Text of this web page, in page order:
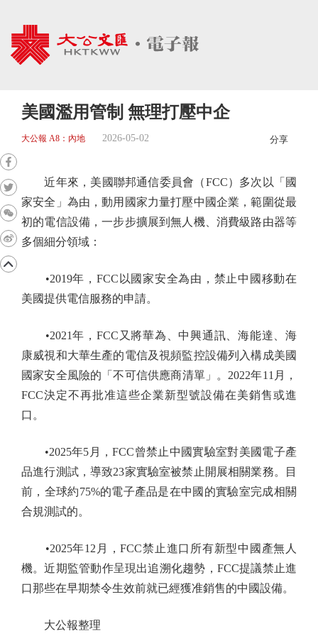
美國濫用管制 無理打壓中企
大公報 A8：內地 2026-05-02 分享
近年來，美國聯邦通信委員會（FCC）多次以「國
家安全」為由，動用國家力量打壓中國企業，範圍從最
初的電信設備，一步步擴展到無人機、消費級路由器等
多個細分領域：
•2019年，FCC以國家安全為由，禁止中國移動在
美國提供電信服務的申請。
•2021年，FCC又將華為、中興通訊、海能達、海
康威視和大華生產的電信及視頻監控設備列入構成美國
國家安全風險的「不可信供應商清單」。2022年11月，
FCC決定不再批准這些企業新型號設備在美銷售或進
口。
•2025年5月，FCC曾禁止中國實驗室對美國電子產
品進行測試，導致23家實驗室被禁止開展相關業務。目
前，全球約75%的電子產品是在中國的實驗室完成相關
合規測試的。
•2025年12月，FCC禁止進口所有新型中國產無人
機。近期監管動作呈現出追溯化趨勢，FCC提議禁止進
口那些在早期禁令生效前就已經獲准銷售的中國設備。
大公報整理